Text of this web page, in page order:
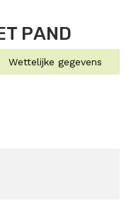
PAND
Wettelijke gegevens